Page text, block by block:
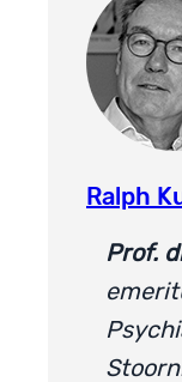
Ralph
Prof.